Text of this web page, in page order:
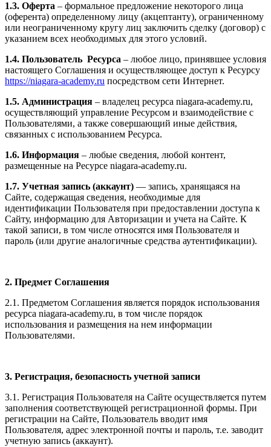
1.3. Оферта – формальное предложение некоторого лица
(оферента) определенному лицу (акцептанту), ограниченному
или неограниченному кругу лиц заключить сделку (договор) с
указанием всех необходимых для этого условий.
1.4. Пользователь Ресурса – любое лицо, принявшее условия
настоящего Соглашения и осуществляющее доступ к Ресурсу
https://niagara-academy.ru посредством сети Интернет.
1.5. Администрация – владелец ресурса niagara-academy.ru,
осуществляющий управление Ресурсом и взаимодействие с
Пользователями, а также совершающий иные действия,
связанных с использованием Ресурса.
1.6. Информация – любые сведения, любой контент,
размещенные на Ресурсе niagara-academy.ru.
1.7. Учетная запись (аккаунт) — запись, хранящаяся на
Сайте, содержащая сведения, необходимые для
идентификации Пользователя при предоставлении доступа к
Сайту, информацию для Авторизации и учета на Сайте. К
такой записи, в том числе относятся имя Пользователя и
пароль (или другие аналогичные средства аутентификации).
2. Предмет Соглашения
2.1. Предметом Соглашения является порядок использования
ресурса niagara-academy.ru, в том числе порядок
использования и размещения на нем информации
Пользователями.
3. Регистрация, безопасность учетной записи
3.1. Регистрация Пользователя на Сайте осуществляется путем
заполнения соответствующей регистрационной формы. При
регистрации на Сайте, Пользователь вводит имя
Пользователя, адрес электронной почты и пароль, т.е. заводит
учетную запись (аккаунт).